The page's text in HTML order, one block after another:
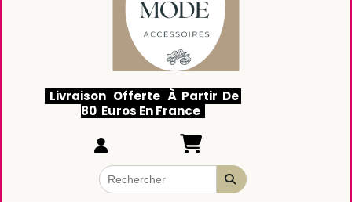
Livraison Offerte À Partir De
80 Euros En France